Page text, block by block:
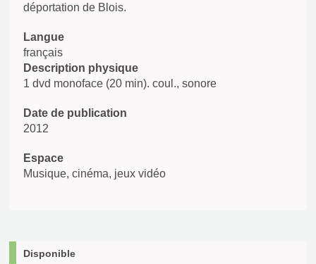
déportation de Blois.
Langue
français
Description physique
1 dvd monoface (20 min). coul., sonore
Date de publication
2012
Espace
Musique, cinéma, jeux vidéo
Disponible